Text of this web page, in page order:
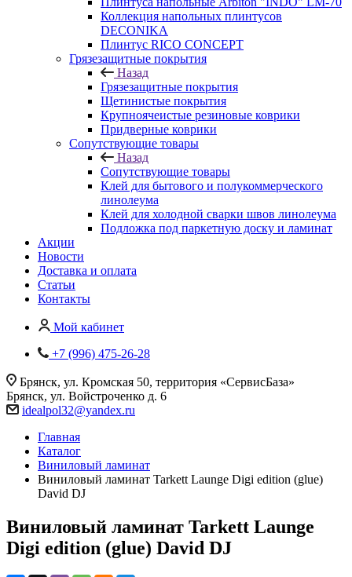
Коллекция напольных плинтусов
DECONIKA
Плинтус RICO CONCEPT
Грязезащитные покрытия
Назад
Грязезащитные покрытия
Щетинистые покрытия
Крупноячеистые резиновые коврики
Придверные коврики
Сопутствующие товары
Назад
Сопутствующие товары
Клей для бытового и полукоммерческого
линолеума
Клей для холодной сварки швов линолеума
Подложка под паркетную доску и ламинат
Акции
Новости
Доставка и оплата
Статьи
Контакты
Мой кабинет
+7 (996) 475-26-28
Брянск, ул. Кромская 50, территория «СервисБаза»
Брянск, ул. Войстроченко д. 6
idealpol32@yandex.ru
Главная
Каталог
Виниловый ламинат
Виниловый ламинат Tarkett Launge Digi edition (glue)
David DJ
Виниловый ламинат Tarkett Launge
Digi edition (glue) David DJ